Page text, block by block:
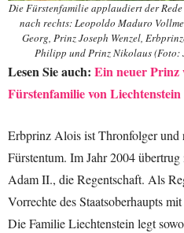
Die Fürstenfamilie applaudiert der
nach rechts: Leopoldo Maduro
Georg, Prinz Joseph Wenzel,
Philipp und Prinz Nikolaus (Foto:
Lesen Sie auch: Ein neuer
Fürstenfamilie von Liechtenstein
Erbprinz Alois ist Thronfolger und
Fürstentum. Im Jahr 2004
Adam II., die Regentschaft. Als
Vorrechte des Staatsoberhaupts
Die Familie Liechtenstein legt